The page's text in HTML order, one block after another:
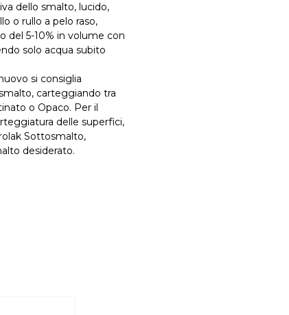
dello smalto, lucido,
o rullo a pelo raso,
del 5-10% in volume con
solo acqua subito
si consiglia
carteggiando tra
o Opaco. Per il
delle superfici,
Sottosmalto,
desiderato.